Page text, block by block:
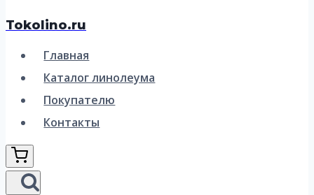
Tokolino.ru
Главная
Каталог линолеума
Покупателю
Контакты